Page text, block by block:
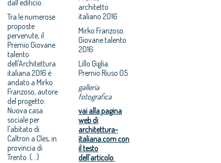
dall'edificio.
Tra le numerose
proposte
pervenute, il
Premio Giovane
talento
dell'Architettura
italiana 2016 è
andato a Mirko
Franzoso, autore
del progetto:
Nuova casa
sociale per
l'abitato di
Caltron a Cles, in
provincia di
Trento. (...)
architetto
italiano 2016
Mirko Franzoso.
Giovane talento
2016
Lillo Giglia.
Premio Riuso 05
galleria
fotografica
vai alla pagina
web di
architettura-
italiana.com con
il testo
dell'articolo